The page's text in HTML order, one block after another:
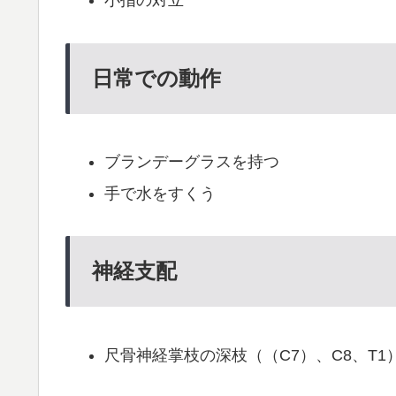
日常での動作
ブランデーグラスを持つ
手で水をすくう
神経支配
尺骨神経掌枝の深枝（（C7）、C8、T1